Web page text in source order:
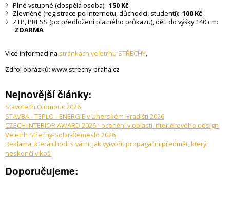
Plné vstupné (dospělá osoba): 150 Kč
Zlevněné (registrace po internetu, důchodci, studenti): 100 Kč
ZTP, PRESS (po předložení platného průkazu), děti do výšky 140 cm:
ZDARMA
Více informací na stránkách veletrhu STŘECHY.
Zdroj obrázků: www.strechy-praha.cz
Nejnovější články:
Stavotech Olomouc 2026
STAVBA - TEPLO - ENERGIE v Uherském Hradišti 2026
CZECH INTERIOR AWARD 2026 - ocenění v oblasti interiérového design
Veletrh Střechy-Solar-Řemeslo 2026
Reklama, která chodí s vámi: Jak vytvořit propagační předmět, který
neskončí v koši
Doporučujeme: